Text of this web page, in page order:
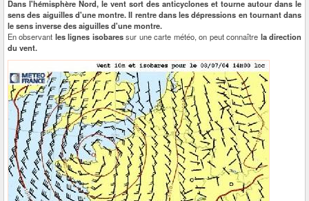
Dans l'hémisphère Nord, le vent sort des anticyclones et tourne autour dans le
sens des aiguilles d'une montre. Il rentre dans les dépressions en tournant dans
le sens inverse des aiguilles d'une montre.
En observant les lignes isobaressur une carte météo, on peut connaître la direction
du vent.